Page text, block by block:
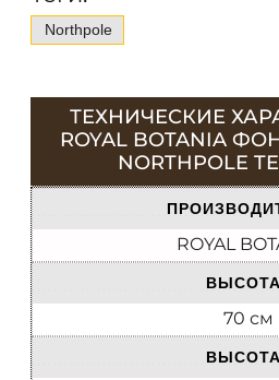
Northpole
ТЕХНИЧЕСКИЕ
ROYAL BOTANIA
NORTHPOLE
ROYAL
ВЫСОТА
70 см
ВЫСОТА